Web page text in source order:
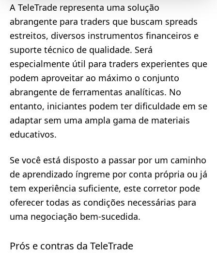
A TeleTrade representa uma solução
abrangente para traders que buscam spreads
estreitos, diversos instrumentos financeiros e
suporte técnico de qualidade. Será
especialmente útil para traders experientes que
podem aproveitar ao máximo o conjunto
abrangente de ferramentas analíticas. No
entanto, iniciantes podem ter dificuldade em se
adaptar sem uma ampla gama de materiais
educativos.
Se você está disposto a passar por um caminho
de aprendizado íngreme por conta própria ou já
tem experiência suficiente, este corretor pode
oferecer todas as condições necessárias para
uma negociação bem-sucedida.
Prós e contras da TeleTrade